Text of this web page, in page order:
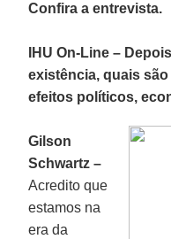
Confira a entrevista.
IHU On-Line –
existência, quais
efeitos políticos,
Gilson
Schwartz –
Acredito que
estamos na
era da